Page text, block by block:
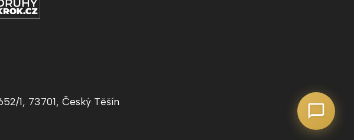
1, 73701, Český Těšín